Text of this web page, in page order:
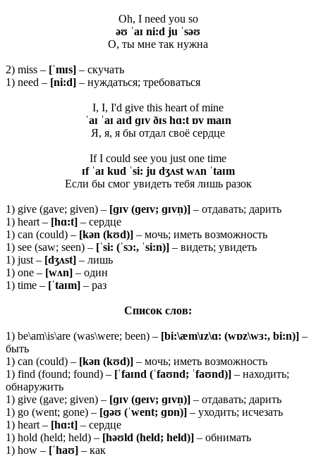
Oh, I need you so
əʊ ˈaɪ ni:d ju ˈsəʊ
О, ты мне так нужна
2) miss – [ˈmɪs] – скучать
1) need – [ni:d] – нуждаться; требоваться
I, I, I'd give this heart of mine
ˈaɪ ˈaɪ aɪd ɡɪv ðɪs hɑ:t ɒv maɪn
Я, я, я бы отдал своё сердце
If I could see you just one time
ɪf ˈaɪ kud ˈsi: ju dʒʌst wʌn ˈtaɪm
Если бы смог увидеть тебя лишь разок
1) give (gave; given) – [ɡɪv (ɡeɪv; ɡɪvn̩)] – отдавать; дарить
1) heart – [hɑ:t] – сердце
1) can (could) – [kən (kʊd)] – мочь; иметь возможность
1) see (saw; seen) – [ˈsi: (ˈsɔ:, ˈsi:n)] – видеть; увидеть
1) just – [dʒʌst] – лишь
1) one – [wʌn] – один
1) time – [ˈtaɪm] – раз
Список слов:
1) be\am\is\are (was\were; been) – [bi:\æm\ɪz\ɑ: (wɒz\wɜ:, bi:n)] –
быть
1) can (could) – [kən (kʊd)] – мочь; иметь возможность
1) find (found; found) – [ˈfaɪnd (ˈfaʊnd; ˈfaʊnd)] – находить;
обнаружить
1) give (gave; given) – [ɡɪv (ɡeɪv; ɡɪvn̩)] – отдавать; дарить
1) go (went; gone) – [ɡəʊ (ˈwent; ɡɒn)] – уходить; исчезать
1) heart – [hɑ:t] – сердце
1) hold (held; held) – [həʊld (held; held)] – обнимать
1) how – [ˈhaʊ] – как